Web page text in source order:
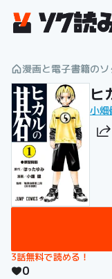
漫画と電子書籍の
ヒ
小畑
3話無料で読める！
0